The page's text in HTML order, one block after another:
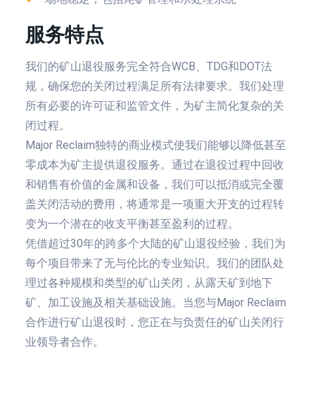
服务特点
我们的矿山退役服务完全符合WCB、TDG和DOT法
规，确保您的关闭过程满足所有法律要求。我们处理
所有必要的许可证和监管文件，为矿主简化复杂的关
闭过程。
Major Reclaim独特的商业模式使我们能够以降低甚至
零成本为矿主提供退役服务。通过在退役过程中回收
和销售有价值的金属和设备，我们可以抵消或完全覆
盖关闭活动的费用，将通常是一项重大开支的过程转
变为一个潜在的收支平衡甚至盈利的过程。
凭借超过30年的跨多个大陆的矿山退役经验，我们为
每个项目带来了无与伦比的专业知识。我们的团队处
理过各种规模和类型的矿山关闭，从露天矿到地下
矿、加工设施及相关基础设施。当您与Major Reclaim
合作进行矿山退役时，您正在与负责任的矿山关闭行
业领导者合作。